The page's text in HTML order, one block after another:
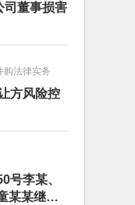
司董事损害
购法律实务
方风险控
号李某、
某某继承